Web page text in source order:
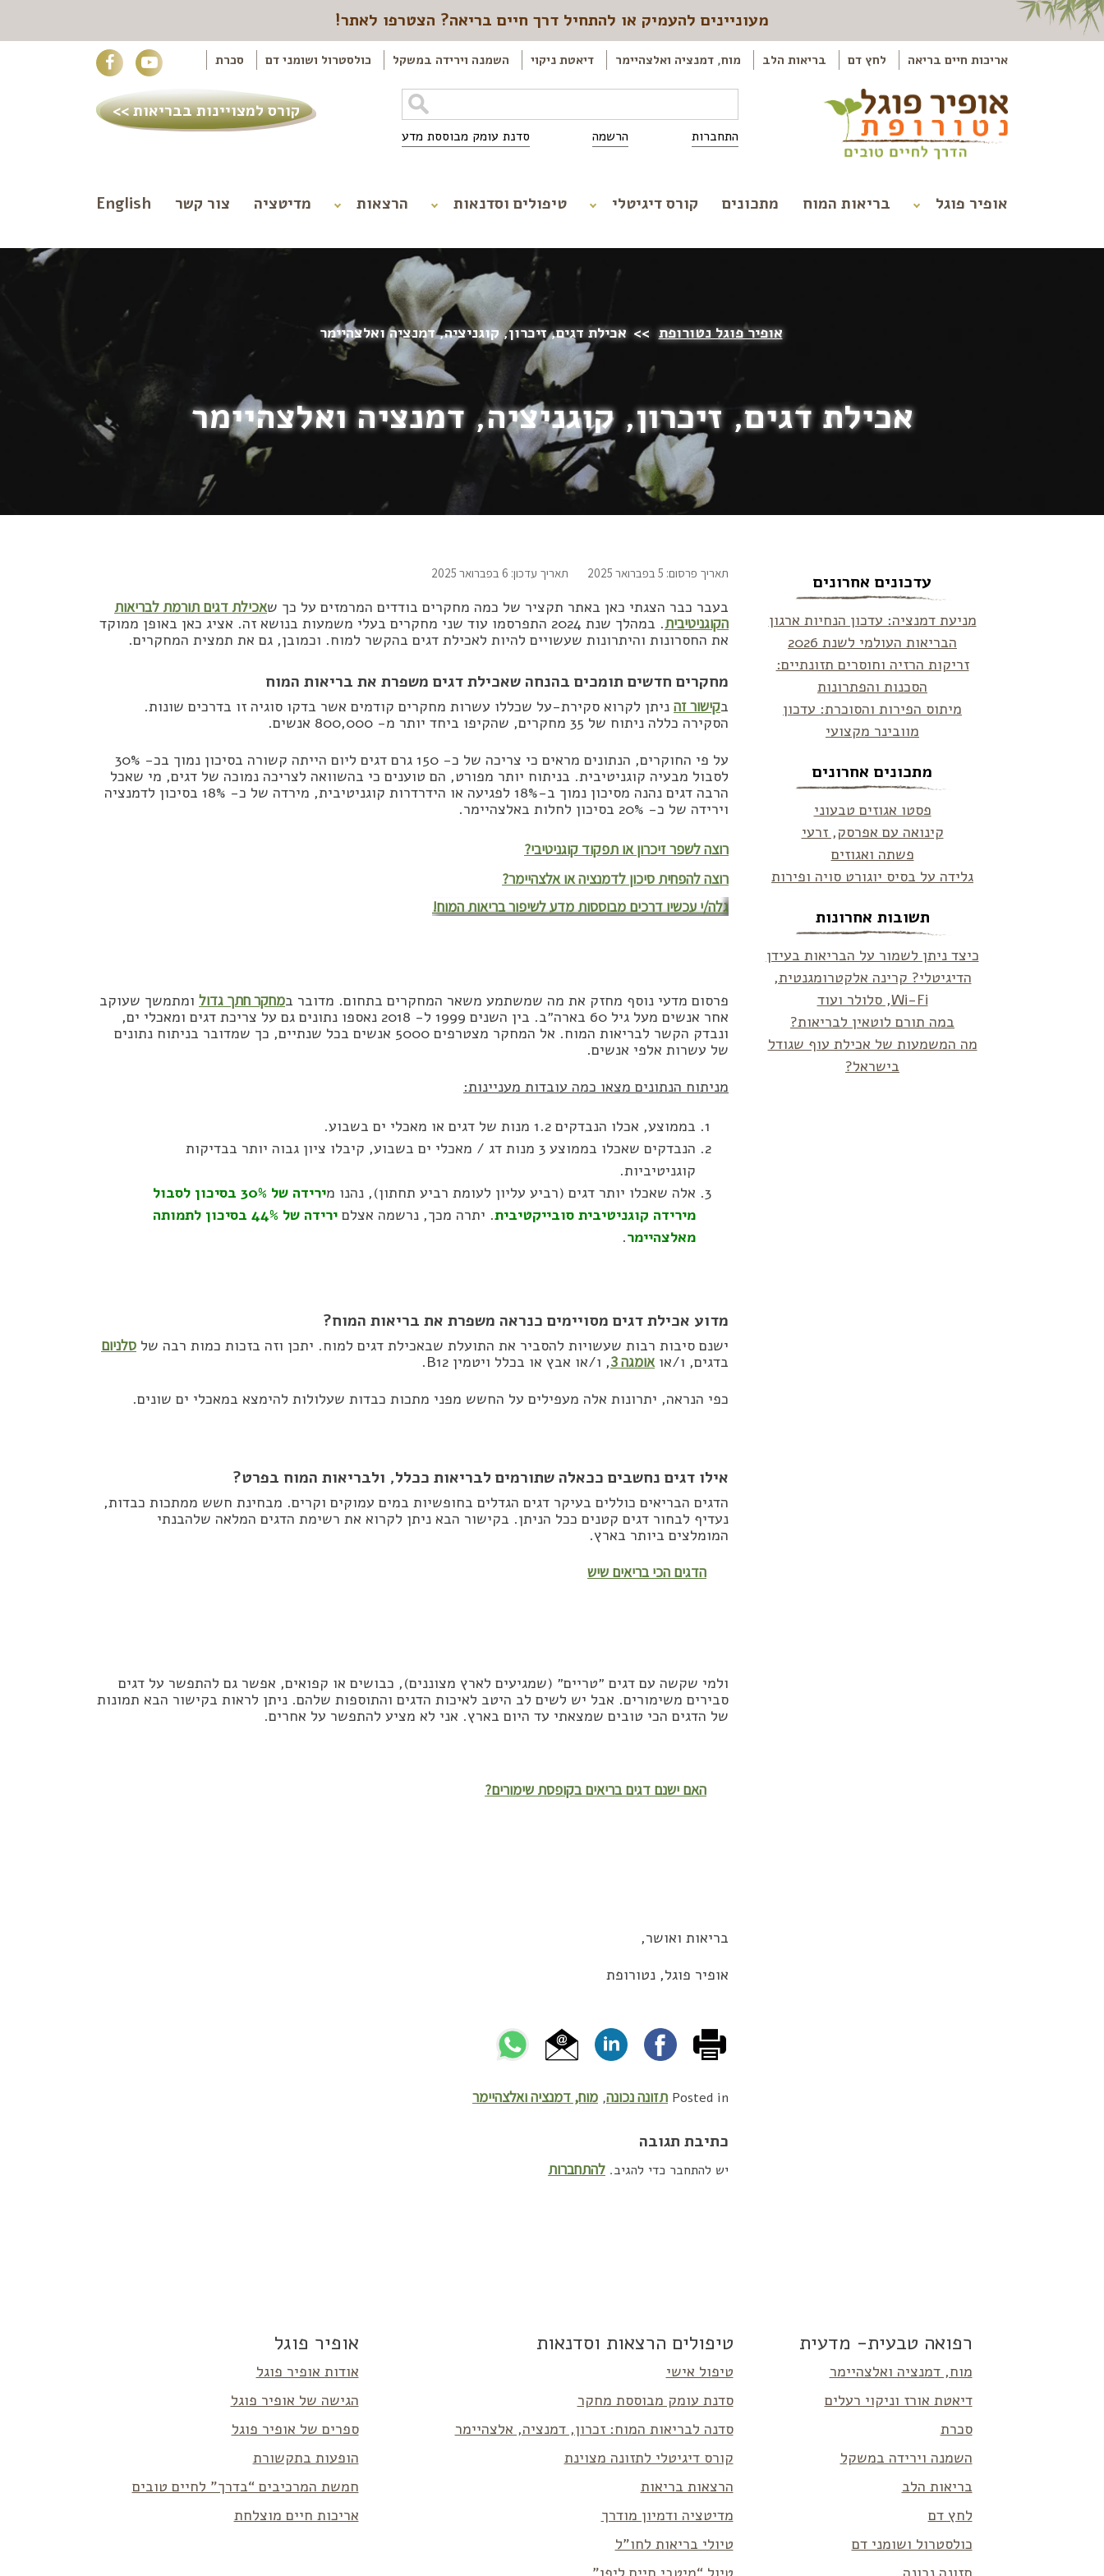
מעוניינים להעמיק או להתחיל דרך חיים בריאה? הצטרפו לאתר!
אריכות חיים בריאה לחץ דם בריאות הלב מוח, דמנציה ואלצהיימר דיאטת ניקוי השמנה וירידה במשקל כולסטרול ושומני דם סכרת
התחברות הרשמה סדנת עומק מבוססת מדע
קורס למצויינות בבריאות >>
אופיר פוגל בריאות המוח מתכונים קורס דיגיטלי טיפולים וסדנאות הרצאות מדיטציה צור קשר English
אופיר פוגל נטורופת >> אכילת דגים, זיכרון, קוגניציה, דמנציה ואלצהיימר
אכילת דגים, זיכרון, קוגניציה, דמנציה ואלצהיימר
תאריך פרסום: 5 בפברואר 2025 תאריך עדכון: 6 בפברואר 2025
בעבר כבר הצגתי כאן באתר תקציר של כמה מחקרים בודדים המרמזים על כך שאכילת דגים תורמת לבריאות
הקוגניטיבית
. במהלך שנת 2024 התפרסמו עוד שני מחקרים בעלי משמעות בנושא זה. אציג כאן באופן ממוקד
את החסרונות והיתרונות שעשויים להיות לאכילת דגים בהקשר למוח. וכמובן, גם את תמצית המחקרים.
מחקרים חדשים תומכים בהנחה שאכילת דגים משפרת את בריאות המוח
בקישור זה ניתן לקרוא סקירת-על שכללו עשרות מחקרים קודמים אשר בדקו סוגיה זו בדרכים שונות.
הסקירה כללה ניתוח של 35 מחקרים, שהקיפו ביחד יותר מ- 800,000 אנשים.
על פי החוקרים, הנתונים מראים כי צריכה של כ- 150 גרם דגים ליום הייתה קשורה בסיכון נמוך בכ- 30%
לסבול מבעיה קוגניטיבית. בניתוח יותר מפורט, הם טוענים כי בהשוואה לצריכה נמוכה של דגים, מי שאכל
הרבה דגים נהנה מסיכון נמוך ב-18% לפגיעה או הידרדרות קוגניטיבית, מירדה של כ- 18% בסיכון לדמנציה
וירידה של כ- 20% בסיכון לחלות באלצהיימר.
רוצה לשפר זיכרון או תפקוד קוגניטיבי?
רוצה להפחית סיכון לדמנציה או אלצהיימר?
גלה/י עכשיו דרכים מבוססות מדע לשיפור בריאות המוח!
פרסום מדעי נוסף מחזק את מה שמשתמע משאר המחקרים בתחום. מדובר במחקר חתך גדול ומתמשך שעוקב
אחר אנשים מעל גיל 60 בארה״ב. בין השנים 1999 ל- 2018 נאספו נתונים גם על צריכת דגים ומאכלי ים,
ונבדק הקשר לבריאות המוח. אל המחקר מצטרפים 5000 אנשים בכל שנתיים, כך שמדובר בניתוח נתונים
של עשרות אלפי אנשים.
מניתוח הנתונים מצאו כמה עובדות מעניינות:
בממוצע, אכלו הנבדקים 1.2 מנות של דגים או מאכלי ים בשבוע.
הנבדקים שאכלו בממוצע 3 מנות דג / מאכלי ים בשבוע, קיבלו ציון גבוה יותר בבדיקות
קוגניטיביות.
אלה שאכלו יותר דגים (רביע עליון לעומת רביע תחתון), נהנו מ
ירידה של 30% בסיכון לסבול
מירידה קוגניטיבית סובייקטיבית. יתרה מכך, נרשמה אצלם
ירידה של 44% בסיכון לתמותה
מאלצהיימר.
מדוע אכילת דגים מסויימים כנראה משפרת את בריאות המוח?
ישנם סיבות רבות שעשויות להסביר את התועלת שבאכילת דגים למוח. יתכן וזה בזכות כמות רבה של סלניום
בדגים, ו/אואומגה 3
, ו/או אבץ או בכלל ויטמין B12.
כפי הנראה, יתרונות אלה מעפילים על החשש מפני מתכות כבדות שעלולות להימצא במאכלי ים שונים.
אילו דגים נחשבים ככאלה שתורמים לבריאות ככלל, ולבריאות המוח בפרט?
הדגים הבריאים כוללים בעיקר דגים הגדלים בחופשיות במים עמוקים וקרים. מבחינת חשש ממתכות כבדות,
נעדיף לבחור דגים קטנים ככל הניתן. בקישור הבא ניתן לקרוא את רשימת הדגים המלאה שלהבנתי
המומלצים ביותר בארץ.
הדגים הכי בריאים שיש
ולמי שקשה עם דגים ״טריים״ (שמגיעים לארץ מצוננים), כבושים או קפואים, אפשר גם להתפשר על דגים
סבירים משימורים. אבל יש לשים לב היטב לאיכות הדגים והתוספות שלהם. ניתן לראות בקישור הבא תמונות
של הדגים הכי טובים שמצאתי עד היום בארץ. אני לא מציע להתפשר על אחרים.
האם ישנם דגים בריאים בקופסת שימורים?
בריאות ואושר,
אופיר פוגל, נטורופת
Posted in תזונה נכונה, מוח, דמנציה ואלצהיימר
כתיבת תגובה
יש להתחבר כדי להגיב. להתחברות
עדכונים אחרונים
מניעת דמנציה: עדכון הנחיות ארגון
הבריאות העולמי לשנת 2026
זריקות הרזיה וחוסרים תזונתיים:
הסכנות והפתרונות
מיתוס הפירות והסוכרת: עדכון
מוובינר מקצועי
מתכונים אחרונים
פסטו אגוזים טבעוני
קינואה עם אפרסק, זרעי
פשתה ואגוזים
גלידה על בסיס יוגורט סויה ופירות
תשובות אחרונות
כיצד ניתן לשמור על הבריאות בעידן
הדיגיטלי? קרינה אלקטרומגנטית,
Wi-Fi, סלולר ועוד
במה תורם לוטאין לבריאות?
מה המשמעות של אכילת עוף שגודל
בישראל?
אופיר פוגל
אודות אופיר פוגל
הגישה של אופיר פוגל
ספרים של אופיר פוגל
הופעות בתקשורת
חמשת המרכיבים “בדרך” לחיים טובים
אריכות חיים מוצלחת
טיפולים הרצאות וסדנאות
טיפול אישי
סדנת עומק מבוססת מחקר
סדנה לבריאות המוח: זכרון, דמנציה, אלצהיימר
קורס דיגיטלי לתזונה מצוינת
הרצאות בריאות
מדיטציה ודמיון מודרך
טיולי בריאות לחו”ל
רפואה טבעית- מדעית
מוח, דמנציה ואלצהיימר
דיאטת אורז וניקוי רעלים
סכרת
השמנה וירידה במשקל
בריאות הלב
לחץ דם
כולסטרול ושומני דם